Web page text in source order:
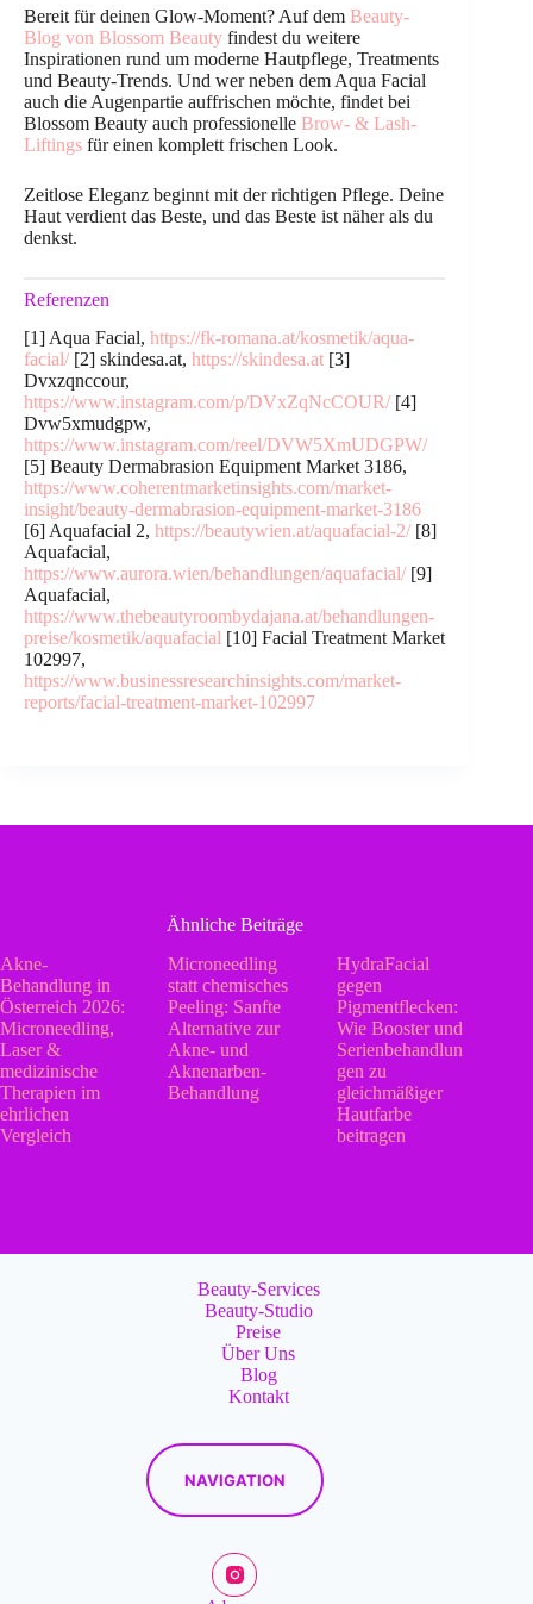
Bereit für deinen Glow-Moment? Auf dem Beauty-
Blog von Blossom Beauty findest du weitere
Inspirationen rund um moderne Hautpflege, Treatments
und Beauty-Trends. Und wer neben dem Aqua Facial
auch die Augenpartie auffrischen möchte, findet bei
Blossom Beauty auch professionelle Brow- & Lash-
Liftings für einen komplett frischen Look.
Zeitlose Eleganz beginnt mit der richtigen Pflege. Deine
Haut verdient das Beste, und das Beste ist näher als du
denkst.
Referenzen
[1] Aqua Facial, https://fk-romana.at/kosmetik/aqua-
facial/[2] skindesa.at, https://skindesa.at [3]
Dvxzqnccour,
https://www.instagram.com/p/DVxZqNcCOUR/[4]
Dvw5xmudgpw,
https://www.instagram.com/reel/DVW5XmUDGPW/
[5] Beauty Dermabrasion Equipment Market 3186,
https://www.coherentmarketinsights.com/market-
insight/beauty-dermabrasion-equipment-market-3186
[6] Aquafacial 2, https://beautywien.at/aquafacial-2/[8]
Aquafacial,
https://www.aurora.wien/behandlungen/aquafacial/[9]
Aquafacial,
https://www.thebeautyroombydajana.at/behandlungen-
preise/kosmetik/aquafacial [10] Facial Treatment Market
102997,
https://www.businessresearchinsights.com/market-
reports/facial-treatment-market-102997
Ähnliche Beiträge
Akne-
Behandlung in
Österreich 2026:
Microneedling,
Laser &
medizinische
Therapien im
ehrlichen
Vergleich
Microneedling
statt chemisches
Peeling: Sanfte
Alternative zur
Akne- und
Aknenarben-
Behandlung
HydraFacial
gegen
Pigmentflecken:
Wie Booster und
Serienbehandlun
gen zu
gleichmäßiger
Hautfarbe
beitragen
Beauty-Services
Beauty-Studio
Preise
Über Uns
Blog
Kontakt
NAVIGATION